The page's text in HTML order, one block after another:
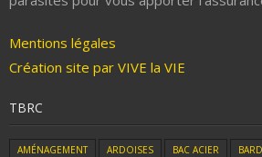
Mentions légales
Création site par VIVE la VIE
TBRC
AMÉNAGEMENT ARDOISES BAC ACIER